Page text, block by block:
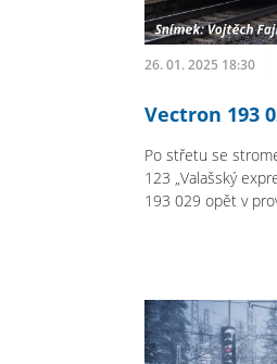
26. 01. 2025 18:30
Vectron 193
Po střetu se
123 „Valašský
193 029 opět v